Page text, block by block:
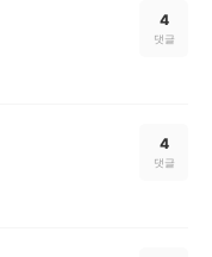
4
댓글
4
댓글